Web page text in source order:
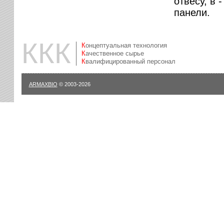
панели.
ККК
Концептуальная технология
Качественное сырье
Квалифицированный персонал
ARMAXBIO © 2003-2026